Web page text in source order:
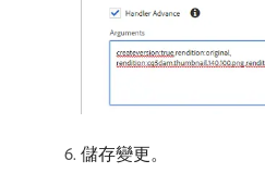
儲存變更。